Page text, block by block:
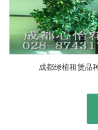
成都绿植租赁品